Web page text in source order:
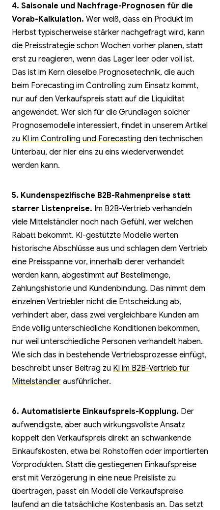
4. Saisonale und Nachfrage-Prognosen für die
Vorab-Kalkulation. Wer weiß, dass ein Produkt im
Herbst typischerweise stärker nachgefragt wird, kann
die Preisstrategie schon Wochen vorher planen, statt
erst zu reagieren, wenn das Lager leer oder voll ist.
Das ist im Kern dieselbe Prognosetechnik, die auch
beim Forecasting im Controlling zum Einsatz kommt,
nur auf den Verkaufspreis statt auf die Liquidität
angewendet. Wer sich für die Grundlagen solcher
Prognosemodelle interessiert, findet in unserem Artikel
zu KI im Controlling und Forecasting den technischen
Unterbau, der hier eins zu eins wiederverwendet
werden kann.
5. Kundenspezifische B2B-Rahmenpreise statt
starrer Listenpreise. Im B2B-Vertrieb verhandeln
viele Mittelständler noch nach Gefühl, wer welchen
Rabatt bekommt. KI-gestützte Modelle werten
historische Abschlüsse aus und schlagen dem Vertrieb
eine Preisspanne vor, innerhalb derer verhandelt
werden kann, abgestimmt auf Bestellmenge,
Zahlungshistorie und Kundenbindung. Das nimmt dem
einzelnen Vertriebler nicht die Entscheidung ab,
verhindert aber, dass zwei vergleichbare Kunden am
Ende völlig unterschiedliche Konditionen bekommen,
nur weil unterschiedliche Personen verhandelt haben.
Wie sich das in bestehende Vertriebsprozesse einfügt,
beschreibt unser Beitrag zu KI im B2B-Vertrieb für
Mittelständler ausführlicher.
6. Automatisierte Einkaufspreis-Kopplung. Der
aufwendigste, aber auch wirkungsvollste Ansatz
koppelt den Verkaufspreis direkt an schwankende
Einkaufskosten, etwa bei Rohstoffen oder importierten
Vorprodukten. Statt die gestiegenen Einkaufspreise
erst mit Verzögerung in eine neue Preisliste zu
übertragen, passt ein Modell die Verkaufspreise
laufend an die tatsächliche Kostenbasis an. Das setzt